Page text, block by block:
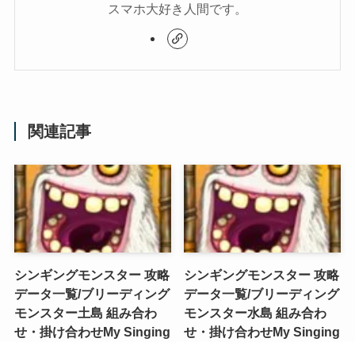
スマホ大好き人間です。
関連記事
シンギングモンスター 攻略
データ一覧/ブリーディング
モンスター土島 組み合わ
せ・掛け合わせMy Singing
シンギングモンスター 攻略
データ一覧/ブリーディング
モンスター水島 組み合わ
せ・掛け合わせMy Singing